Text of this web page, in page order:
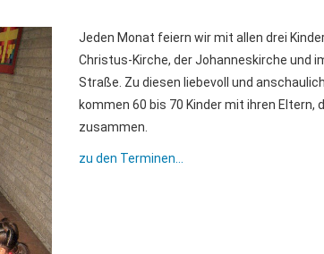
Jeden Monat feiern wir mit allen drei
Christus-Kirche, der Johanneskirche und
Straße. Zu diesen liebevoll und
kommen 60 bis 70 Kinder mit ihren
zusammen.
zu den Terminen...